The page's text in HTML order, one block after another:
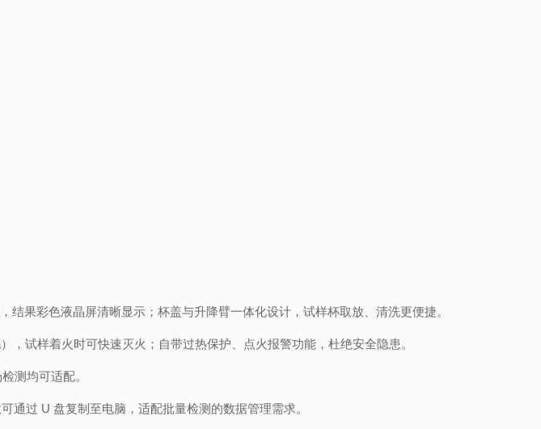
果彩色液晶屏清晰显示；杯盖与升降臂一体化设计，试样杯取放、清洗更便捷。
，试样着火时可快速灭火；自带过热保护、点火报警功能，杜绝安全隐患。
测均可适配。
通过 U 盘复制至电脑，适配批量检测的数据管理需求。